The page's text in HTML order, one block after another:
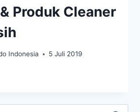
Produk Cleaner
Indonesia 5 Juli 2019